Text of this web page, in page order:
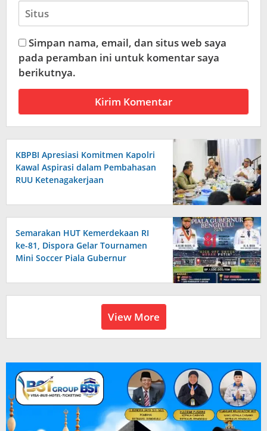
Simpan nama, email, dan situs web saya
pada peramban ini untuk komentar saya
berikutnya.
KBPBI Apresiasi Komitmen Kapolri
Kawal Aspirasi dalam Pembahasan
RUU Ketenagakerjaan
Semarakan HUT Kemerdekaan RI
ke-81, Dispora Gelar Tournamen
Mini Soccer Piala Gubernur
View More